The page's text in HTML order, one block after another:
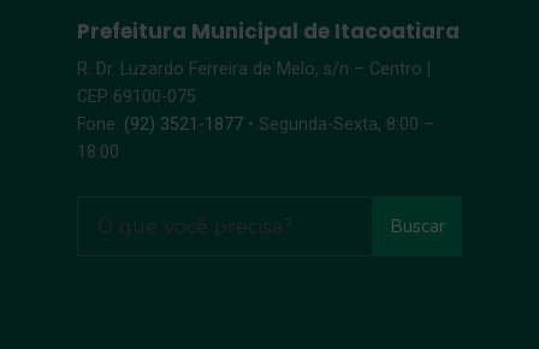
Prefeitura Municipal de Itacoatiara
R. Dr. Luzardo Ferreira de Melo, s/n – Centro |
CEP 69100-075
Fone: (92) 3521-1877 • Segunda-Sexta, 8:00 –
18:00
Buscar